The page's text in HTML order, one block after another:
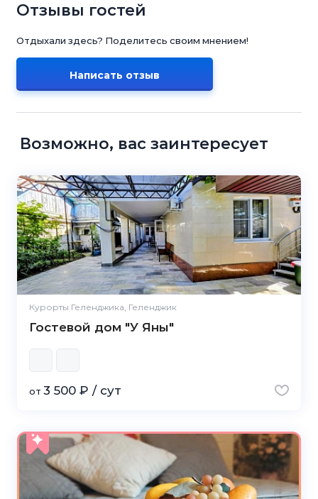
Отзывы гостей
Отдыхали здесь? Поделитесь своим мнением!
Написать отзыв
Возможно, вас заинтересует
Курорты Геленджика, Геленджик
Гостевой дом "У Яны"
от 3 500 ₽ / сут